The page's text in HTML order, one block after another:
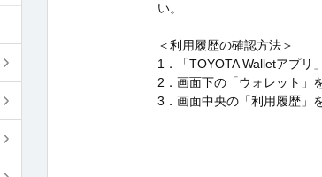
い。
＜利用履歴の確認方法＞
1．「TOYOTA Walletアプリ
2．画面下の「ウォレット」
3．画面中央の「利用履歴」